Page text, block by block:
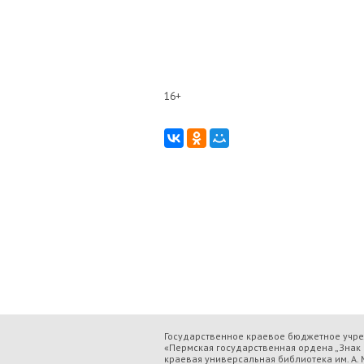
16+
Государственное краевое бюджетное
«Пермская государственная ордена „Знак
краевая универсальная библиотека им. А.